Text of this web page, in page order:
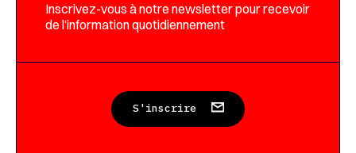
Inscrivez-vous à notre newsletter pour recevoir
de l’information quotidiennement
S'inscrire